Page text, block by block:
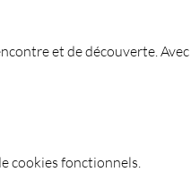
et de découverte.
cookies fonctionnels.